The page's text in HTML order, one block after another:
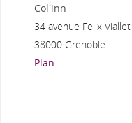
Col'inn
34 avenue Felix Viallet
38000 Grenoble
Plan